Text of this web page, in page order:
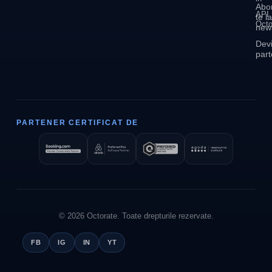
API
te la
PARTENER CERTIFICAT DE
© 2026 Octorate. Toate drepturile rezervate.
FB IG IN YT